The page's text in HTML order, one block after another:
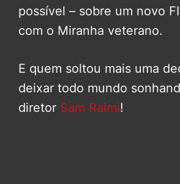
possível – sobre um novo
com o Miranha veterano.
E quem soltou mais uma
deixar todo mundo
diretor Sam Raimi!